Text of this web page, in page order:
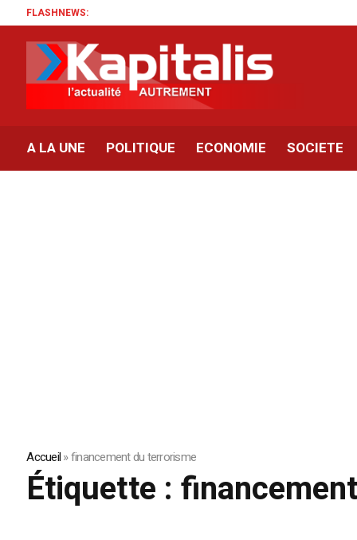
FLASHNEWS:
A LA UNE POLITIQUE ECONOMIE SOCIETE
Accueil»financement du terrorisme
Étiquette :